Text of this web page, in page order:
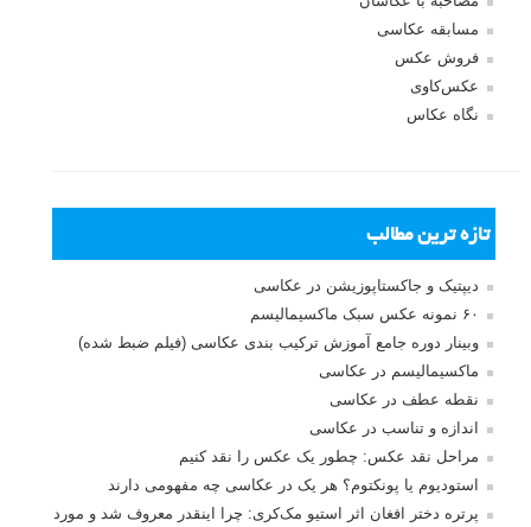
مسابقه عکاسی
فروش عکس
عکس‌کاوی
نگاه عکاس
تازه ترین مطالب
دیپتیک و جاکستا‌پوزیشن در عکاسی
۶۰ نمونه عکس سبک ماکسیمالیسم
وبینار دوره جامع آموزش ترکیب بندی عکاسی (فیلم ضبط شده)
ماکسیمالیسم در عکاسی
نقطه عطف در عکاسی
اندازه و تناسب در عکاسی
مراحل نقد عکس: چطور یک عکس را نقد کنیم
استودیوم یا پونکتوم؟ هر یک در عکاسی چه مفهومی دارند
پرتره دختر افغان اثر استیو مک‌کری: چرا اینقدر معروف شد و مورد